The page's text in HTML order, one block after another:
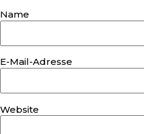
Name
E-Mail-Adresse
Website